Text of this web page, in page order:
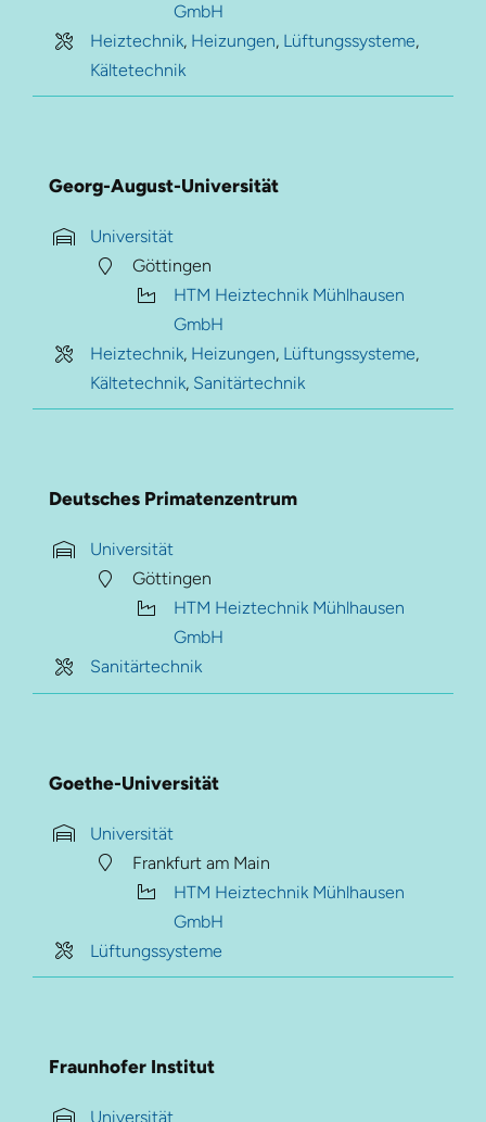
GmbH
Heiztechnik, Heizungen, Lüftungssysteme,
Kältetechnik
Georg-August-Universität
Universität
Göttingen
HTM Heiztechnik Mühlhausen
GmbH
Heiztechnik, Heizungen, Lüftungssysteme,
Kältetechnik, Sanitärtechnik
Deutsches Primatenzentrum
Universität
Göttingen
HTM Heiztechnik Mühlhausen
GmbH
Sanitärtechnik
Goethe-Universität
Universität
Frankfurt am Main
HTM Heiztechnik Mühlhausen
GmbH
Lüftungssysteme
Fraunhofer Institut
Universität